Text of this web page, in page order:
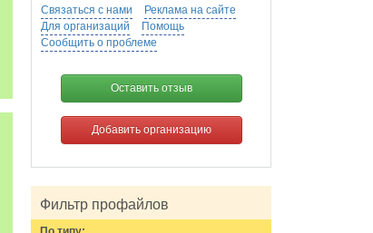
Связаться с нами
Реклама на сайте
Для организаций
Помощь
Сообщить о проблеме
Оставить отзыв
Добавить организацию
Фильтр профайлов